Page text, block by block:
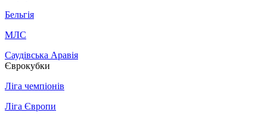
Бельгія
МЛС
Саудівська Аравія
Єврокубки
Ліга чемпіонів
Ліга Європи